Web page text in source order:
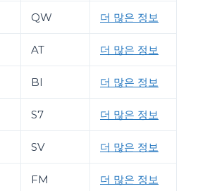
QW 더 많은 정보
AT 더 많은 정보
BI 더 많은 정보
S7 더 많은 정보
SV 더 많은 정보
FM 더 많은 정보